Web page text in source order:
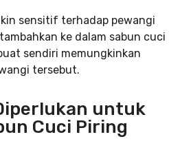
sensitif terhadap pewangi
ke dalam sabun cuci
sendiri memungkinkan
tersebut.
untuk
Cuci Piring